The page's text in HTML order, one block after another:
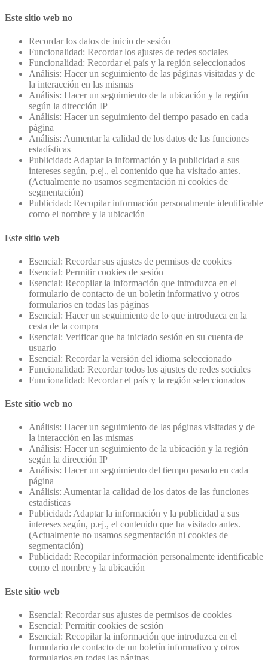
Este sitio web no
Recordar los datos de inicio de sesión
Funcionalidad: Recordar los ajustes de redes sociales
Funcionalidad: Recordar el país y la región seleccionados
Análisis: Hacer un seguimiento de las páginas visitadas y de
la interacción en las mismas
Análisis: Hacer un seguimiento de la ubicación y la región
según la dirección IP
Análisis: Hacer un seguimiento del tiempo pasado en cada
página
Análisis: Aumentar la calidad de los datos de las funciones
estadísticas
Publicidad: Adaptar la información y la publicidad a sus
intereses según, p.ej., el contenido que ha visitado antes.
(Actualmente no usamos segmentación ni cookies de
segmentación)
Publicidad: Recopilar información personalmente identificable
como el nombre y la ubicación
Este sitio web
Esencial: Recordar sus ajustes de permisos de cookies
Esencial: Permitir cookies de sesión
Esencial: Recopilar la información que introduzca en el
formulario de contacto de un boletín informativo y otros
formularios en todas las páginas
Esencial: Hacer un seguimiento de lo que introduzca en la
cesta de la compra
Esencial: Verificar que ha iniciado sesión en su cuenta de
usuario
Esencial: Recordar la versión del idioma seleccionado
Funcionalidad: Recordar todos los ajustes de redes sociales
Funcionalidad: Recordar el país y la región seleccionados
Este sitio web no
Análisis: Hacer un seguimiento de las páginas visitadas y de
la interacción en las mismas
Análisis: Hacer un seguimiento de la ubicación y la región
según la dirección IP
Análisis: Hacer un seguimiento del tiempo pasado en cada
página
Análisis: Aumentar la calidad de los datos de las funciones
estadísticas
Publicidad: Adaptar la información y la publicidad a sus
intereses según, p.ej., el contenido que ha visitado antes.
(Actualmente no usamos segmentación ni cookies de
segmentación)
Publicidad: Recopilar información personalmente identificable
como el nombre y la ubicación
Este sitio web
Esencial: Recordar sus ajustes de permisos de cookies
Esencial: Permitir cookies de sesión
Esencial: Recopilar la información que introduzca en el
formulario de contacto de un boletín informativo y otros
formularios en todas las páginas